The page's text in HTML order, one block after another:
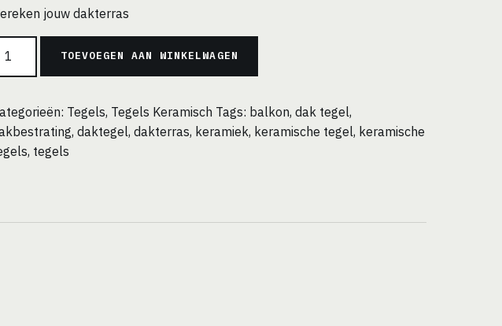
jouw dakterras
TOEVOEGEN AAN WINKELWAGEN
Tegels, Tegels Keramisch Tags: balkon,dak tegel,
,daktegel,dakterras, keramiek, keramische tegel, keramische
, tegels